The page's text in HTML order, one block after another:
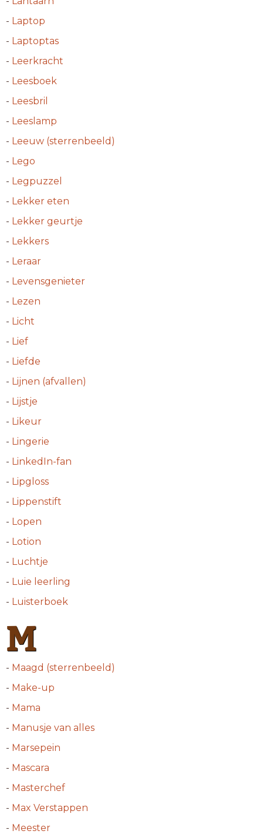
- Laptop
- Laptoptas
- Leerkracht
- Leesboek
- Leesbril
- Leeslamp
- Leeuw (sterrenbeeld)
- Lego
- Legpuzzel
- Lekker eten
- Lekker geurtje
- Lekkers
- Leraar
- Levensgenieter
- Lezen
- Licht
- Lief
- Liefde
- Lijnen (afvallen)
- Lijstje
- Likeur
- Lingerie
- LinkedIn-fan
- Lipgloss
- Lippenstift
- Lopen
- Lotion
- Luchtje
- Luie leerling
- Luisterboek
M
- Maagd (sterrenbeeld)
- Make-up
- Mama
- Manusje van alles
- Marsepein
- Mascara
- Masterchef
- Max Verstappen
- Meester